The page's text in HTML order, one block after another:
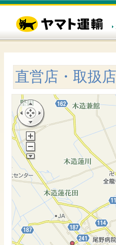
直営店・取扱